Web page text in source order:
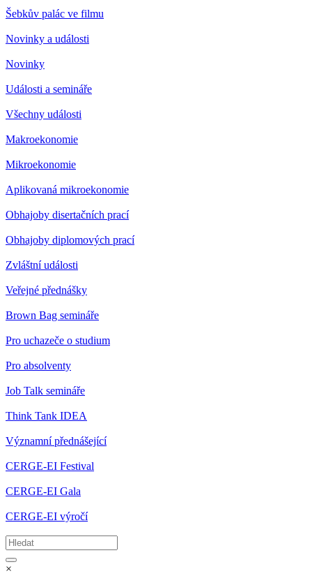
Šebkův palác ve filmu
Novinky a události
Novinky
Události a semináře
Všechny události
Makroekonomie
Mikroekonomie
Aplikovaná mikroekonomie
Obhajoby disertačních prací
Obhajoby diplomových prací
Zvláštní události
Veřejné přednášky
Brown Bag semináře
Pro uchazeče o studium
Pro absolventy
Job Talk semináře
Think Tank IDEA
Významní přednášející
CERGE-EI Festival
CERGE-EI Gala
CERGE-EI výročí
×